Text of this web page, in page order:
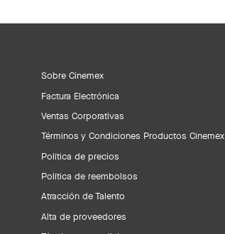
Sobre Cinemex
Factura Electrónica
Ventas Corporativas
Términos y Condiciones Productos Cinemex
Política de precios
Política de reembolsos
Atracción de Talento
Alta de proveedores